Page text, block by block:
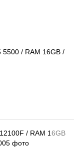
5500 / RAM 16GB /